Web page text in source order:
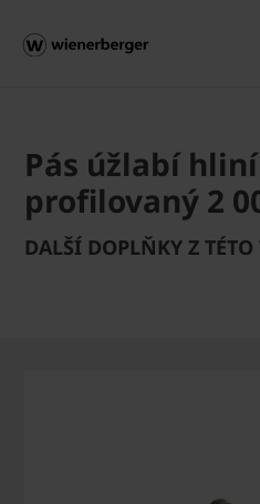
Pás úžlabí
profilovaný 2
DALŠÍ DOPLŇKY Z TÉTO